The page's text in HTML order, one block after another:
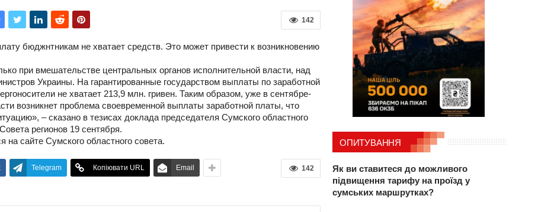
142
бюджнтникам не хватает средств. Это может привести к возникновению
при вмешательстве центральных органов исполнительной власти, над
Украины. На гарантированные государством выплаты по заработной
не хватает 213,9 млн. гривен. Таким образом, уже в сентябре-
возникнет проблема своевременной выплаты заработной платы, что
– сказано в тезисах доклада председателя Сумского областного
регионов 19 сентября.
сайте Сумского областного совета.
142
Telegram Копіювати URL Email
ОПИТУВАННЯ
Як ви ставитеся до можливого
підвищення тарифу на проїзд у
сумських маршрутках?